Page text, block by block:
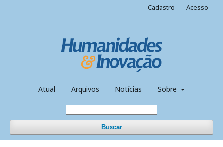
Atual Arquivos Notícias Sobre
Buscar
Cadastro Acesso